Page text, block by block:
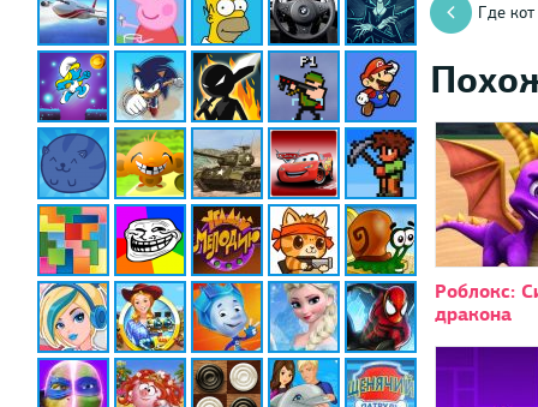
Где
Роблокс:
дракона